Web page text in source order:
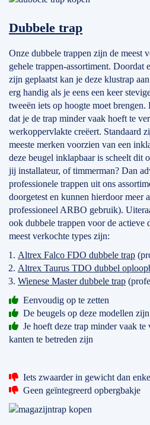
Dubbele trap
Onze dubbele trappen zijn de meest
gehele trappen-assortiment. Doordat
zijn geplaatst kan je deze klustrap
erg handig als je eens een keer
tweeën iets op hoogte moet
dat je de trap minder vaak hoeft te
werkoppervlakte creëert. Standaard
meeste merken voorzien van een
deze beugel inklapbaar is scheelt dit
jij installateur, of timmerman? Dan
professionele trappen uit ons
doorgetest en kunnen hierdoor meer
professioneel ARBO gebruik).
ook dubbele trappen voor de actieve
meest verkochte types zijn:
Altrex Falco FDO dubbele trap
Altrex Taurus TDO dubbel
Wienese Master dubbele trap
Eenvoudig op te zetten
De beugels op deze modellen
Je hoeft deze trap minder vaak te
kanten te betreden zijn
Iets zwaarder in gewicht dan
Geen geïntegreerd opbergbakje